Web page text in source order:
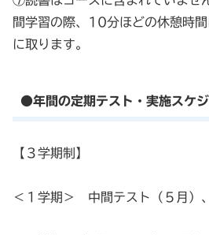
間学習の際、10分ほどの休憩時
に取ります。
●年間の定期テスト・実施スケ
【３学期制】
＜１学期＞ 中間テスト（５月）